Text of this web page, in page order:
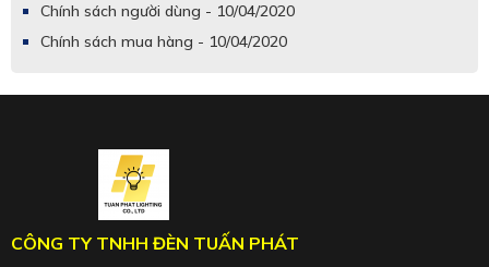
Chính sách người dùng - 10/04/2020
Chính sách mua hàng - 10/04/2020
CÔNG TY TNHH ĐÈN TUẤN PHÁT